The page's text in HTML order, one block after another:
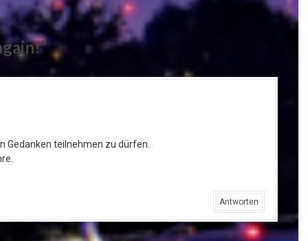
”
Gedanken teilnehmen zu dürfen.
Antworten